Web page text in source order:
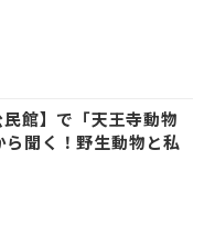
館】で「天王寺動物
聞く！野生動物と私